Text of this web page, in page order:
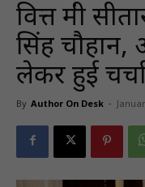
वित्त मंत्री
सिंह
लेकर हुई
By Author On Desk -